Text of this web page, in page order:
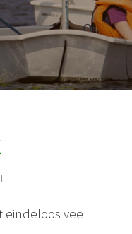
eindeloos veel